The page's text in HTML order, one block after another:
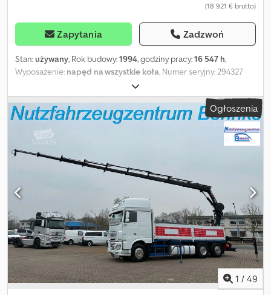
(18 921 € brutto)
Zapytania Zadzwoń
Stan:używany, Rok budowy:1994, godziny pracy:16 547 h,
Wyposażenie: napęd na wszystkie koła, Numer seryjny: 294327
Rok produkcji: 1994 – Przepracowane godziny: 16 547 h Masa
eksploatacyjna: 13 400 kg Dcjdpfx Aevl Nwkol Isk Kabina z
ogrzewaniem Łyżka z szerokością cięcia 2 600 mm Ogumienie:
20.5 R 25 Zmiany, sprzedaż pośrednia oraz pomyłki są wyraźnie
zastrzeżone. Opis służy ogólnej identyfikacji pojazdu i nie stanowi
gwarancji w rozumieniu prawa sprzedaży. Wiążący jest opis
zawarty w umowie kupna. Nasza oferta zasadniczo nie obejmuje
nowego przeglądu TÜV. W przypadku chęci uzyskania nowego
przeglądu TÜV chętnie przygotujemy odpowiednią ofertę w
jednym z naszych partnerskich serwisów! Pojazd może być
oklejony reklamami i/lub opisany. Obowiązują nasze ogólne
warunki dostaw i płatności.
Ogłoszenia
1 / 49